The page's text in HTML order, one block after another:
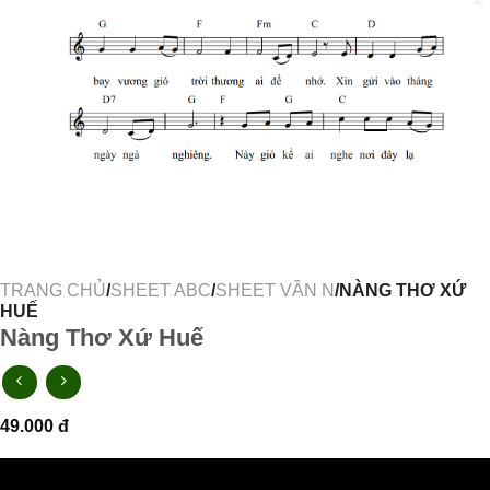
TRANG CHỦ/SHEET ABC/SHEET VẦN N/NÀNG THƠ XỨ
HUẾ
Nàng Thơ Xứ Huế
49.000 đ